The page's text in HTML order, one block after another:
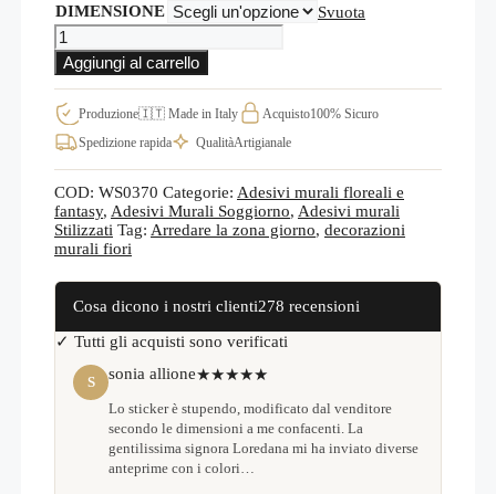
DIMENSIONE
Svuota
ADESIVI
MURALI
FIORI
CALLE
DECORAZIONI
DA
PARETE
Aggiungi al carrello
Produzione🇮🇹 Made in Italy Acquisto100% Sicuro
Spedizione rapida
QualitàArtigianale
COD: WS0370 Categorie: Adesivi murali floreali e
fantasy, Adesivi Murali Soggiorno, Adesivi murali
Stilizzati Tag: Arredare la zona giorno, decorazioni
murali fiori
Cosa dicono i nostri clienti278 recensioni
✓ Tutti gli acquisti sono verificati
S sonia allione★★★★★
Lo sticker è stupendo, modificato dal venditore
secondo le dimensioni a me confacenti. La
gentilissima signora Loredana mi ha inviato diverse
anteprime con i colori…